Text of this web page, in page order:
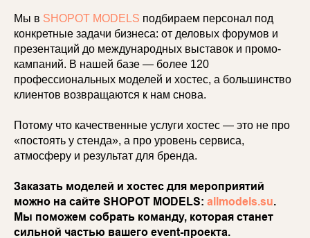
Мы в SHOPOT MODELS подбираем персонал под
конкретные задачи бизнеса: от деловых форумов и
презентаций до международных выставок и промо-
кампаний. В нашей базе — более 120
профессиональных моделей и хостес, а большинство
клиентов возвращаются к нам снова.
Потому что качественные услуги хостес — это не про
«постоять у стенда», а про уровень сервиса,
атмосферу и результат для бренда.
Заказать моделей и хостес для мероприятий
можно на сайте SHOPOT MODELS: allmodels.su.
Мы поможем собрать команду, которая станет
сильной частью вашего event-проекта.